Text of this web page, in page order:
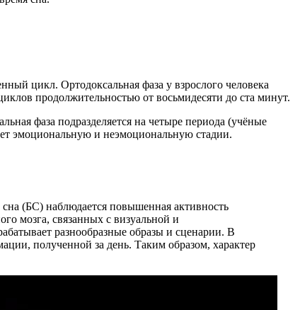
цикл. Ортодоксальная фаза у взрослого человека
продолжительностью от восьмидесяти до ста минут.
фаза подразделяется на четыре периода (учёные
эмоциональную и неэмоциональную стадии.
(БС) наблюдается повышенная активность
мозга, связанных с визуальной и
разнообразные образы и сценарии. В
полученной за день. Таким образом, характер